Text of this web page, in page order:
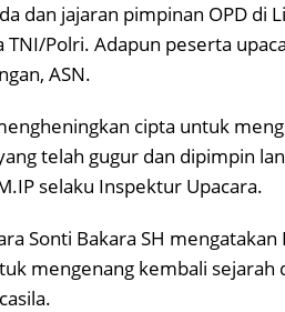
dan jajaran pimpinan OPD di
Polri. Adapun peserta
ASN.
cipta untuk
telah gugur dan dipimpin
selaku Inspektur Upacara.
Sonti Bakara SH
mengenang kembali